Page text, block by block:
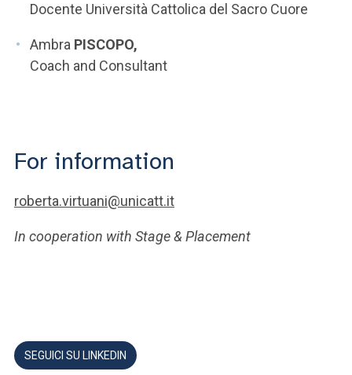
Docente Università Cattolica del Sacro Cuore
Ambra PISCOPO,
Coach and Consultant
For information
roberta.virtuani@unicatt.it
In cooperation with Stage & Placement
SEGUICI SU LINKEDIN